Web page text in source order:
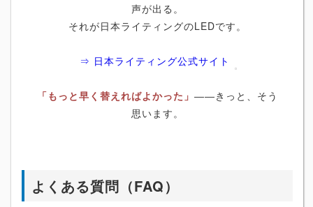
声が出る。
それが日本ライティングのLEDです。
⇒ 日本ライティング公式サイト
「もっと早く替えればよかった」 ――きっと、そう
思います。
よくある質問（FAQ）